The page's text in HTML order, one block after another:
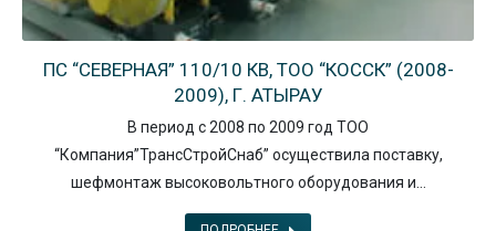
ПС “СЕВЕРНАЯ” 110/10 КВ, ТОО “КОССК” (2008-
2009), Г. АТЫРАУ
В период с 2008 по 2009 год ТОО
“Компания”ТрансСтройСнаб” осуществила поставку,
шефмонтаж высоковольтного оборудования и…